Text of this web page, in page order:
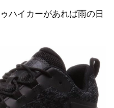
ハイカーがあれば雨の日